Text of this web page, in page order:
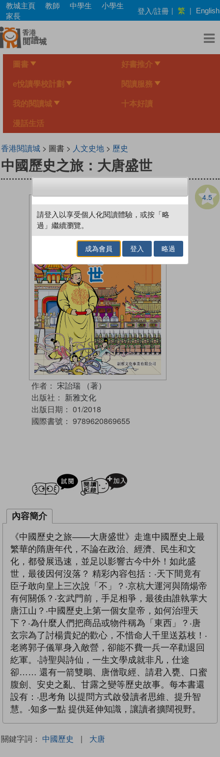
Skip
main
content
教城主頁 教師 中學生
小學生
家長
登入/註冊 | 繁 | English
圖書 好書推介
e悅讀學校計劃 閱讀服務
我的閱讀城 十本好讀
漫話生活
香港閱讀城> 圖書 > 人文史地> 歷史
中國歷史之旅：大唐盛世
4.5
作者： 宋詒瑞 （著）
出版社： 新雅文化
出版日期： 01/2018
國際書號： 9789620869655
試閲
內容簡介
《中國歷史之旅――大唐盛世》走進中國歷史上最
繁華的隋唐年代，不論在政治、經濟、民生和文
化，都發展迅速，並足以影響古今中外！如此盛
世，最後因何沒落？ 精彩內容包括：‧天下間竟有
臣子敢向皇上三次說「不」？‧京杭大運河與隋煬帝
有何關係？‧玄武門前，手足相爭，最後由誰執掌大
唐江山？‧中國歷史上第一個女皇帝，如何治理天
下？‧為什麼人們把商品或物件稱為「東西」？‧唐
玄宗為了討楊貴妃的歡心，不惜命人千里送荔枝！‧
老將郭子儀單身入敵營，卻能不費一兵一卒勸退回
紇軍。‧詩聖與詩仙，一生文學成就非凡，仕途
卻…… 還有一箭雙鵰、唐僧取經、請君入甕、口蜜
腹劍、安史之亂、甘露之變等歷史故事。每本書還
設有：‧思考角 以提問方式啟發讀者思維、提升智
慧。‧知多一點 提供延伸知識，讓讀者擴闊視野。
關鍵字詞： 中國歷史 | 大唐
請登入以享受個人化閱讀體驗，或按「略
過」繼續瀏覽。
成為會員 登入 略過